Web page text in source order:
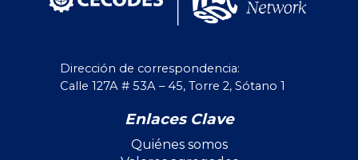
Dirección de correspondencia:
Calle 127A # 53A – 45, Torre 2, Sótano 1
Enlaces Clave
Quiénes somos